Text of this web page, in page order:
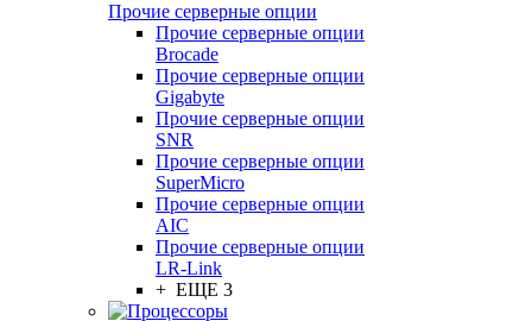
Прочие серверные опции
Прочие серверные опции
Brocade
Прочие серверные опции
Gigabyte
Прочие серверные опции
SNR
Прочие серверные опции
SuperMicro
Прочие серверные опции
AIC
Прочие серверные опции
LR-Link
+ ЕЩЕ 3